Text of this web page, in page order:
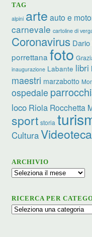
TAG
alpini arte auto e
carnevale cartoline di
Coronavirus
porrettana foto
inaugurazione Labante libri
maestri marzabotto
ospedale
loco Riola Rocchetta
sport storia
CulturaVideoteca
ARCHIVIO
Archivio
RICERCA PER
Ricerca